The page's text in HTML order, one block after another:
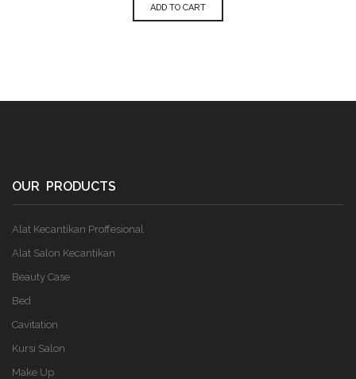
ADD TO CART
OUR PRODUCTS
Alat Kecantikan Proffesional
Alat Salon Kecantikan
Beauty Case
Bed
Cavitation
Kursi Salon
Make Up